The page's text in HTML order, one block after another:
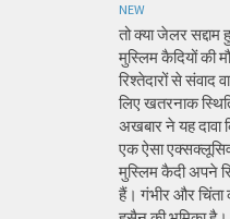
NEW
तो क्या जेलर
मुस्लिम कैदियों की
रिश्तेदारों से संवाद
लिए खतरनाक
अखबार ने यह
एक ऐसा एक्सक्लूसिव
मुस्लिम कैदी अपने
हैं। गंभीर और चिंता